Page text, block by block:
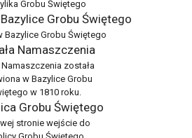
Grobu Świętego
Bazylice Grobu Świętego
Namaszczenia została
w Bazylice Grobu
w 1810 roku.
stronie wejście do